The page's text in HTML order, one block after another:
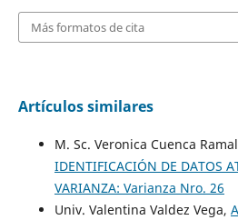
Más formatos de cita
Artículos similares
M. Sc. Veronica Cuenca
IDENTIFICACIÓN DE DATOS
VARIANZA: Varianza Nro. 26
Univ. Valentina Valdez Vega,